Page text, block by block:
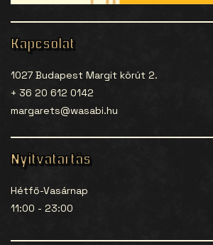
Kapcsolat
1027 Budapest Margit körút 2.
+ 36 20 612 0142
margarets@wasabi.hu
Nyitvatartás
Hétfő-Vasárnap
11:00 - 23:00